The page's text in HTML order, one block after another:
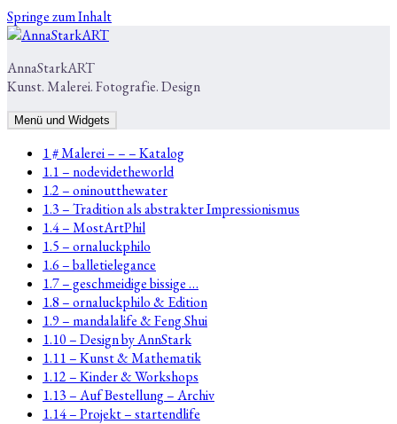
Springe zum Inhalt
AnnaStarkART
Kunst. Malerei. Fotografie. Design
Menü und Widgets
1 # Malerei – – – Katalog
1.1 – nodevidetheworld
1.2 – oninoutthewater
1.3 – Tradition als abstrakter Impressionismus
1.4 – MostArtPhil
1.5 – ornaluckphilo
1.6 – balletielegance
1.7 – geschmeidige bissige …
1.8 – ornaluckphilo & Edition
1.9 – mandalalife & Feng Shui
1.10 – Design by AnnStark
1.11 – Kunst & Mathematik
1.12 – Kinder & Workshops
1.13 – Auf Bestellung – Archiv
1.14 – Projekt – startendlife